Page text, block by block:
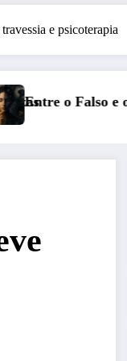
e psicoterapia
simbolização